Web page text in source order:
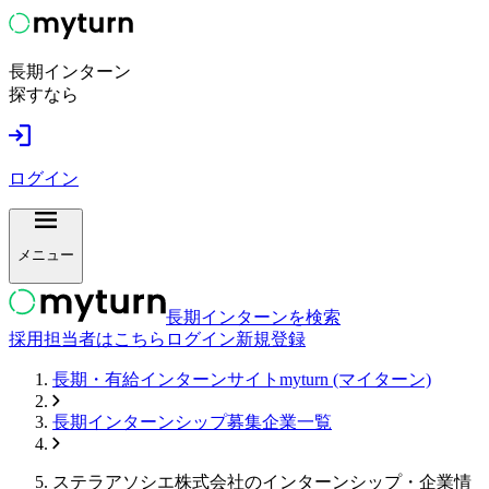
長期インターン
探すなら
ログイン
メニュー
長期インターンを検索
採用担当者はこちら ログイン新規登録
長期・有給インターンサイトmyturn (マイターン)
長期インターンシップ募集企業一覧
ステラアソシエ株式会社のインターンシップ・企業情